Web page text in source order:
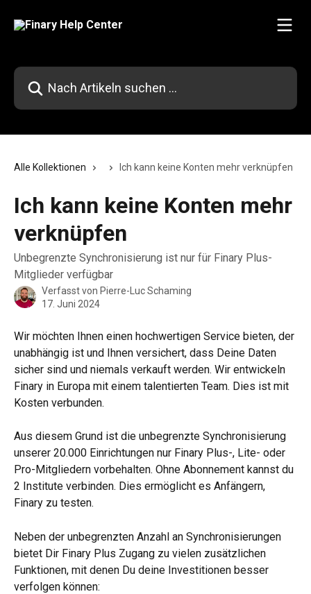
Nach Artikeln suchen …
Alle Kollektionen Ich kann keine Konten mehr verknüpfen
Ich kann keine Konten mehr
verknüpfen
Unbegrenzte Synchronisierung ist nur für Finary Plus-
Mitglieder verfügbar
Verfasst von Pierre-Luc Schaming
17. Juni 2024
Wir möchten Ihnen einen hochwertigen Service bieten, der
unabhängig ist und Ihnen versichert, dass Deine Daten
sicher sind und niemals verkauft werden. Wir entwickeln
Finary in Europa mit einem talentierten Team. Dies ist mit
Kosten verbunden.
Aus diesem Grund ist die unbegrenzte Synchronisierung
unserer 20.000 Einrichtungen nur Finary Plus-, Lite- oder
Pro-Mitgliedern vorbehalten. Ohne Abonnement kannst du
2 Institute verbinden. Dies ermöglicht es Anfängern,
Finary zu testen.
Neben der unbegrenzten Anzahl an Synchronisierungen
bietet Dir Finary Plus Zugang zu vielen zusätzlichen
Funktionen, mit denen Du deine Investitionen besser
verfolgen können: